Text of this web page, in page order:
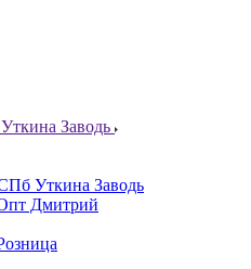
Заводь
Уткина Заводь
Дмитрий